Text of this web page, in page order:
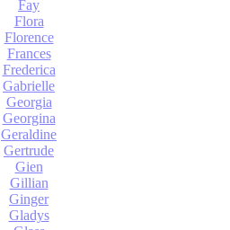
Fay
Flora
Florence
Frances
Frederica
Gabrielle
Georgia
Georgina
Geraldine
Gertrude
Gien
Gillian
Ginger
Gladys